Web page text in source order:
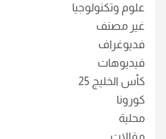
علوم وتكنولوجيا
غير مصنف
فديوغراف
فيديوهات
كأس الخليج 25
كورونا
محلية
مقالات